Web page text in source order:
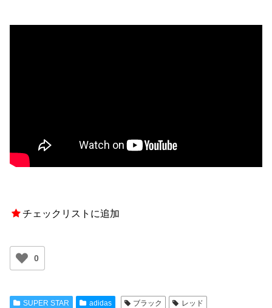
チェックリストに追加
0
SUPER STAR adidas ブラック
レッド